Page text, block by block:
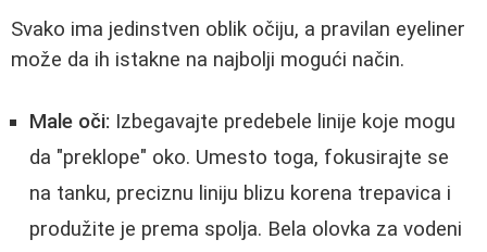
Svako ima jedinstven oblik očiju, a pravilan eyeliner
može da ih istakne na najbolji mogući način.
Male oči: Izbegavajte predebele linije koje mogu
da "preklope" oko. Umesto toga, fokusirajte se
na tanku, preciznu liniju blizu korena trepavica i
produžite je prema spolja. Bela olovka za vodeni